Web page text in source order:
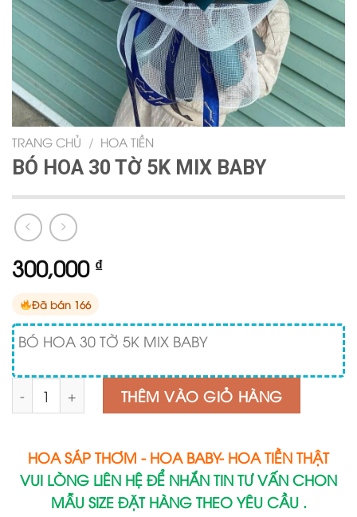
TRANG CHỦ / HOA TIỀN
BÓ HOA 30 TỜ 5K MIX BABY
300,000 ₫
Đã bán 166
BÓ HOA 30 TỜ 5K MIX BABY
THÊM VÀO GIỎ HÀNG
HOA SÁP THƠM - HOA BABY- HOA TIỀN THẬT
VUI LÒNG LIÊN HỆ ĐỂ NHẮN TIN TƯ VẤN CHON
MẪU SIZE ĐẶT HÀNG THEO YÊU CẦU .